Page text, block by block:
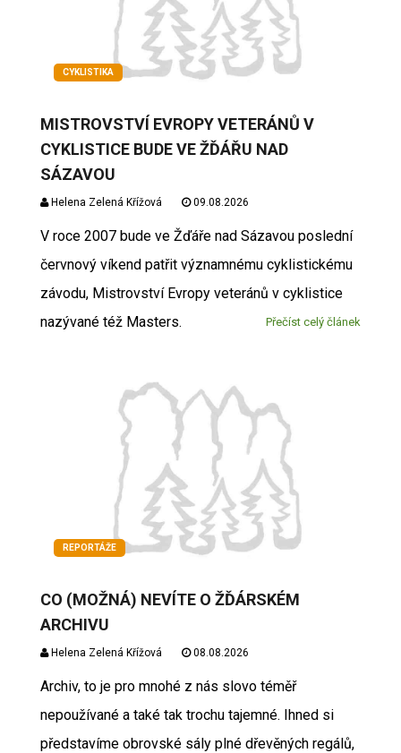
CYKLISTIKA
MISTROVSTVÍ EVROPY VETERÁNŮ V
CYKLISTICE BUDE VE ŽĎÁŘU NAD
SÁZAVOU
Helena Zelená Křížová 09.08.2026
V roce 2007 bude ve Žďáře nad Sázavou poslední
červnový víkend patřit významnému cyklistickému
závodu, Mistrovství Evropy veteránů v cyklistice
nazývané též Masters.
Přečíst celý článek
REPORTÁŽE
CO (MOŽNÁ) NEVÍTE O ŽĎÁRSKÉM
ARCHIVU
Helena Zelená Křížová 08.08.2026
Archiv, to je pro mnohé z nás slovo téměř
nepoužívané a také tak trochu tajemné. Ihned si
představíme obrovské sály plné dřevěných regálů,